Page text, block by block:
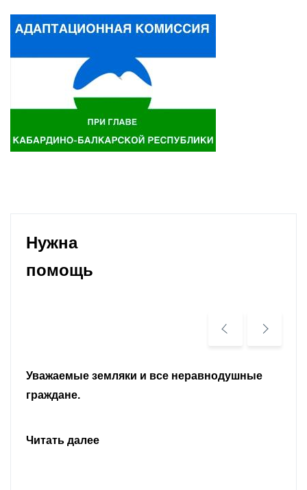
Нужна
помощь
Уважаемые земляки и все неравнодушные
граждане.
Читать далее